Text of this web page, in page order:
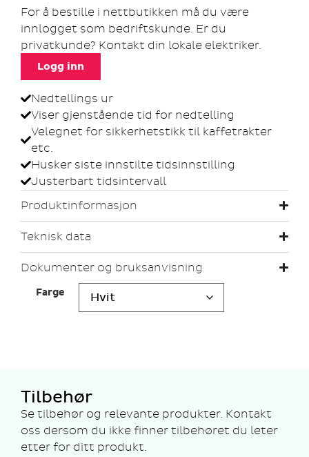
For å bestille i nettbutikken må du være
innlogget som bedriftskunde. Er du
privatkunde? Kontakt din lokale elektriker.
Logg inn
Nedtellings ur
Viser gjenstående tid for nedtelling
Velegnet for sikkerhetstikk til kaffetrakter
etc.
Husker siste innstilte tidsinnstilling
Justerbart tidsintervall
Produktinformasjon
Teknisk data
Dokumenter og bruksanvisning
Farge
Tilbehør
Se tilbehør og relevante produkter. Kontakt
oss dersom du ikke finner tilbehøret du leter
etter for ditt produkt.